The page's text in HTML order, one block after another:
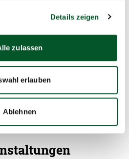
Details zeigen
zulassen
erlauben
Ablehnen
©